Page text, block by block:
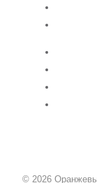
© 2026